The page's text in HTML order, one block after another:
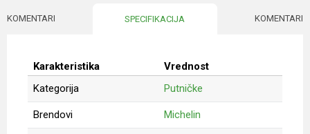
KOMENTARI SPECIFIKACIJA KOMENTARI
Karakteristika
Vrednost
Kategorija
Putničke
Brendovi Michelin